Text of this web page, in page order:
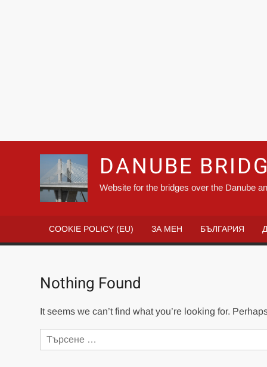
DANUBE
Website for the bridges over the Danube
COOKIE POLICY (EU) ЗА МЕН БЪЛГАРИЯ
Nothing Found
It seems we can’t find what you’re looking for.